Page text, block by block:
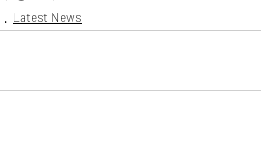
Latest News